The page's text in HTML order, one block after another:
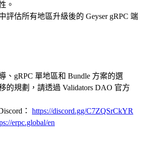
。
評估所有地區升級後的 Geyser gRPC 端
、gRPC 單地區和 Bundle 方案的選
的規劃，請透過 Validators DAO 官方
： https://discord.gg/C7ZQSrCkYR
erpc.global/en